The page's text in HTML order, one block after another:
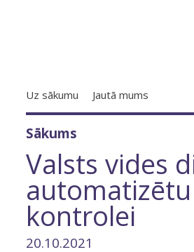
Uz sākumu Jautā mums
Sākums
Valsts vides
kontrolei
20.10.2021